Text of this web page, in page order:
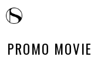
PROMO MOVIE